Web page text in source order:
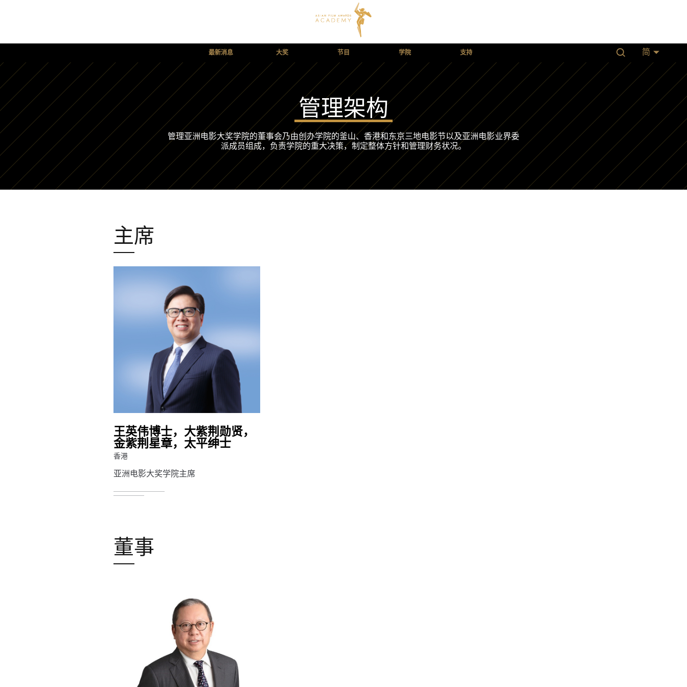
最新消息 大奖 节目 学院 支持 简
管理架构
管理亚洲电影大奖学院的董事会乃由创办学院的釜山、香港和东京三地电影节以及亚洲电影业界委
派成员组成，负责学院的重大决策，制定整体方针和管理财务状况。
主席
王英伟博士，大紫荆勋贤，
金紫荆星章，太平绅士
香港
亚洲电影大奖学院主席
董事